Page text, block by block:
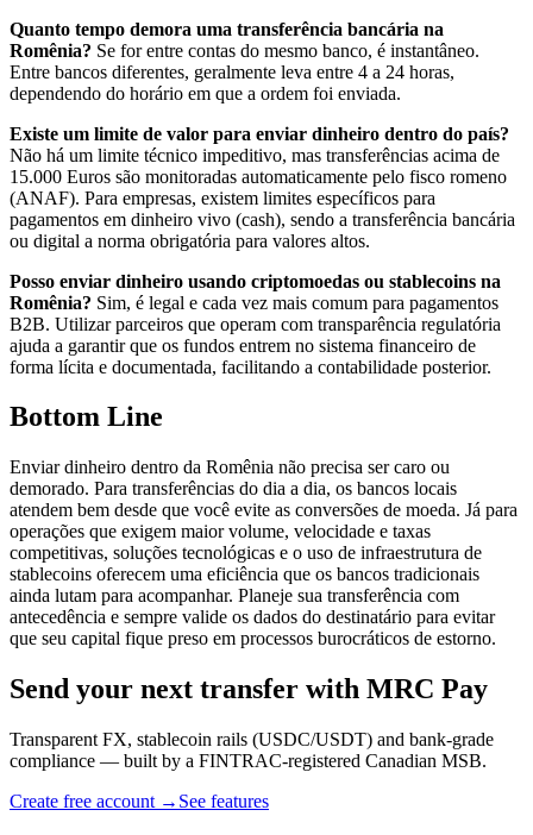
Quanto tempo demora uma transferência bancária na
Romênia? Se for entre contas do mesmo banco, é instantâneo.
Entre bancos diferentes, geralmente leva entre 4 a 24 horas,
dependendo do horário em que a ordem foi enviada.
Existe um limite de valor para enviar dinheiro dentro do país?
Não há um limite técnico impeditivo, mas transferências acima de
15.000 Euros são monitoradas automaticamente pelo fisco romeno
(ANAF). Para empresas, existem limites específicos para
pagamentos em dinheiro vivo (cash), sendo a transferência bancária
ou digital a norma obrigatória para valores altos.
Posso enviar dinheiro usando criptomoedas ou stablecoins na
Romênia? Sim, é legal e cada vez mais comum para pagamentos
B2B. Utilizar parceiros que operam com transparência regulatória
ajuda a garantir que os fundos entrem no sistema financeiro de
forma lícita e documentada, facilitando a contabilidade posterior.
Bottom Line
Enviar dinheiro dentro da Romênia não precisa ser caro ou
demorado. Para transferências do dia a dia, os bancos locais
atendem bem desde que você evite as conversões de moeda. Já para
operações que exigem maior volume, velocidade e taxas
competitivas, soluções tecnológicas e o uso de infraestrutura de
stablecoins oferecem uma eficiência que os bancos tradicionais
ainda lutam para acompanhar. Planeje sua transferência com
antecedência e sempre valide os dados do destinatário para evitar
que seu capital fique preso em processos burocráticos de estorno.
Send your next transfer with MRC Pay
Transparent FX, stablecoin rails (USDC/USDT) and bank-grade
compliance — built by a FINTRAC-registered Canadian MSB.
Create free account → See features